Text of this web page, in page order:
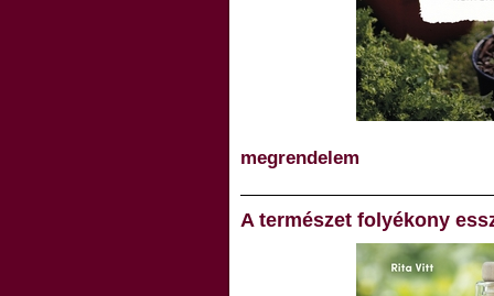
megrendelem
A természet folyékony